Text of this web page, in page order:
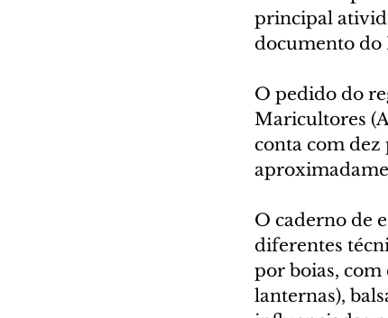
principal
documento do
O pedido do
Maricultores
conta com
O caderno de
diferentes
por boias, com
lanternas),